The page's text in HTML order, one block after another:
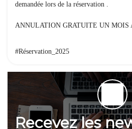
demandée lors de la réservation .
ANNULATION GRATUITE UN MOIS
#Réservation_2025
Recevez les